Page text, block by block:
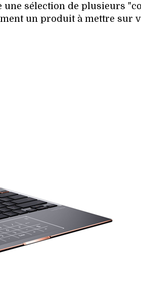
une sélection de plusieurs
un produit à mettre sur